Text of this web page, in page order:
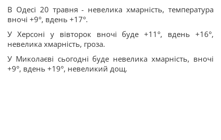
В Одесі 20 травня - невелика хмарність, температура
вночі +9°, вдень +17°.
У Херсоні у вівторок вночі буде +11°, вдень +16°,
невелика хмарність, гроза.
У Миколаєві сьогодні буде невелика хмарність, вночі
+9°, вдень +19°, невеликий дощ.